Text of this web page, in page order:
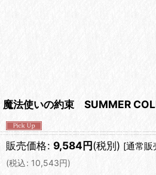
魔法使いの約束 SUMMER
販売価格: 9,584円(税別) [通常販
(税込: 10,543円)